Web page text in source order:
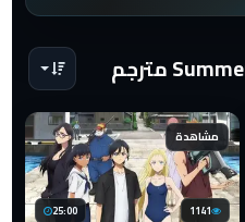
مشاهدة
25:00 1141